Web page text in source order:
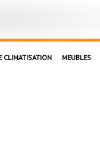
CLIMATISATION MEUBLES